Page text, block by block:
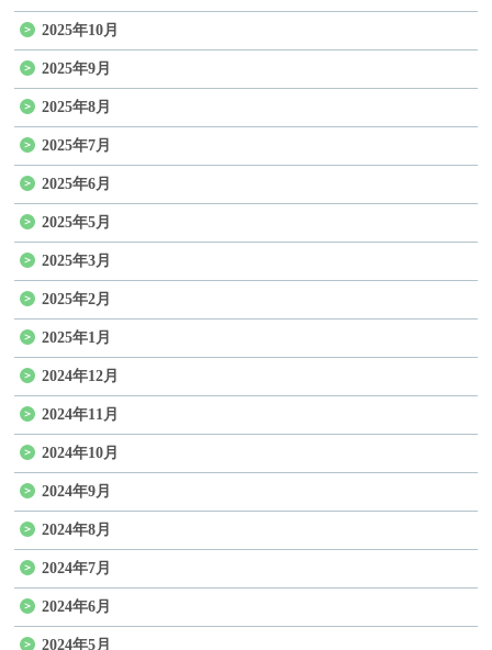
2025年10月
2025年9月
2025年8月
2025年7月
2025年6月
2025年5月
2025年3月
2025年2月
2025年1月
2024年12月
2024年11月
2024年10月
2024年9月
2024年8月
2024年7月
2024年6月
2024年5月